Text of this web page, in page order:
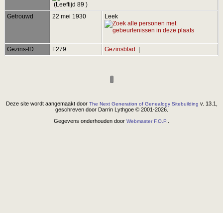
(Leeftijd 89 )
Getrouwd
22 mei 1930 Leek
Gezins-ID F279 Gezinsblad |
Deze site wordt aangemaakt door The Next Generation of Genealogy Sitebuilding v. 13.1,
geschreven door Darrin Lythgoe © 2001-2026.
Gegevens onderhouden door Webmaster F.O.P.